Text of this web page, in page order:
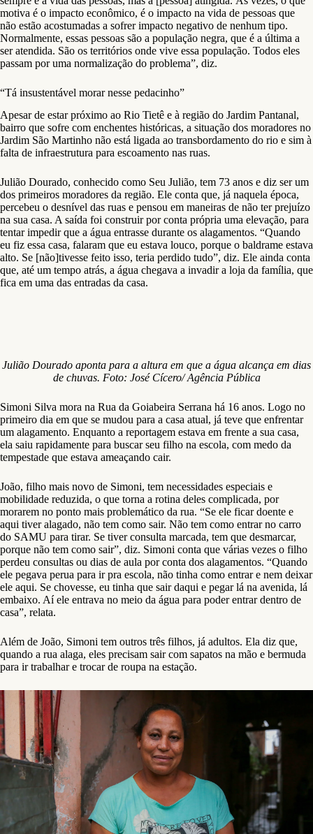
Paulo. Foto: José Cícero/ Agência Pública
A Pública procurou a Prefeitura de São Paulo no dia 9 de fevereiro e
perguntou sobre um possível prazo para o estudo ser feito, além de
questionar se o órgão planeja resolver os problemas das áreas mais
atingidas, em especial os distritos da Zona Leste. A Prefeitura pediu
momento da publicação.
Bruna conta como o asfalto irregular das ruas faz com que a água fique
acumulada. “Essa rua é o problema. Ela tem um desnível, como se
fosse uma concha, a água fica empoçada. Uma chuva curta, não
precisa ser muito forte, a rua enche de água e todo mundo fica ilhado”.
Apesar do problema já ter sido detectado e da necessidade do estudo,
Bruna diz que os moradores ainda não sabem quando esse processo
Bruna Costa observa a formação da chuva na região. Foto: José
Cícero/ Agência Pública
Segundo Gisele, territórios negros costumam ser relegados pelo poder
sempre é a vida das pessoas, mas a [pessoa] atingida. Às vezes, o que
motiva é o impacto econômico, é o impacto na vida de pessoas que
não estão acostumadas a sofrer impacto negativo de nenhum tipo.
Normalmente, essas pessoas são a população negra, que é a última a
ser atendida. São os territórios onde vive essa população. Todos eles
passam por uma normalização do problema”, diz.
“Tá insustentável morar nesse pedacinho”
Apesar de estar próximo ao Rio Tietê e à região do Jardim Pantanal,
bairro que sofre com enchentes históricas, a situação dos moradores no
Jardim São Martinho não está ligada ao transbordamento do rio e sim à
falta de infraestrutura para escoamento nas ruas.
Julião Dourado, conhecido como Seu Julião, tem 73 anos e diz ser um